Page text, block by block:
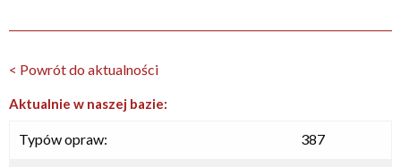
< Powrót do aktualności
Aktualnie w naszej bazie:
Typów opraw: 387